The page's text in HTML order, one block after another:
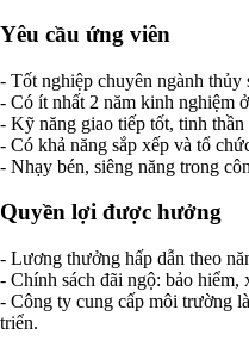
Yêu cầu ứng viên
- Tốt nghiệp chuyên ngành thủy
- Có ít nhất 2 năm kinh nghiệm
- Kỹ năng giao tiếp tốt, tinh thần
- Có khả năng sắp xếp và tổ
- Nhạy bén, siêng năng trong
Quyền lợi được hưởng
- Lương thưởng hấp dẫn theo
- Chính sách đãi ngộ: bảo hiểm,
- Công ty cung cấp môi trường
triển.